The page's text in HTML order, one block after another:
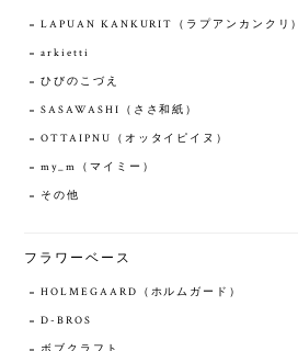
LAPUAN KANKURIT（ラプアンカンクリ）
arkietti
ひびのこづえ
SASAWASHI（ささ和紙）
OTTAIPNU（オッタイピイヌ）
my_m（マイミー）
その他
フラワーベース
HOLMEGAARD（ホルムガード）
D-BROS